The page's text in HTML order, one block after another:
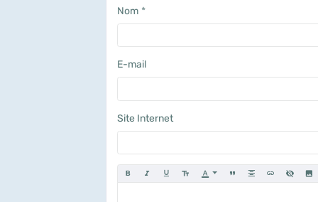
Nom
E-mail
Site Internet